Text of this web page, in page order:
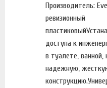
Производитель:
ревизионный
доступа к
в туалете, ванной,
надежную,